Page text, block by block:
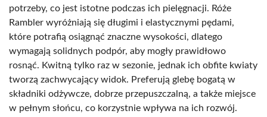
potrzeby, co jest istotne podczas ich pielęgnacji. Róże
Rambler wyróżniają się długimi i elastycznymi pędami,
które potrafią osiągnąć znaczne wysokości, dlatego
wymagają solidnych podpór, aby mogły prawidłowo
rosnąć. Kwitną tylko raz w sezonie, jednak ich obfite kwiaty
tworzą zachwycający widok. Preferują glebę bogatą w
składniki odżywcze, dobrze przepuszczalną, a także miejsce
w pełnym słońcu, co korzystnie wpływa na ich rozwój.